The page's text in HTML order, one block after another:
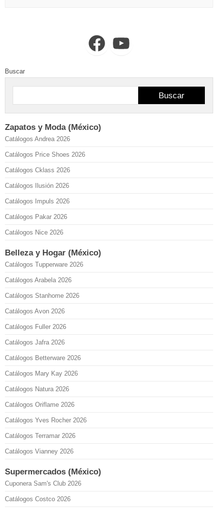
FacebookYouTube
Buscar
Buscar
Zapatos y Moda (México)
Catálogos Andrea 2026
Catálogos Price Shoes 2026
Catálogos Cklass 2026
Catálogos Ilusión 2026
Catálogos Impuls 2026
Catálogos Pakar 2026
Catálogos Nice 2026
Belleza y Hogar (México)
Catálogos Tupperware 2026
Catálogos Arabela 2026
Catálogos Stanhome 2026
Catálogos Avon 2026
Catálogos Fuller 2026
Catálogos Jafra 2026
Catálogos Betterware 2026
Catálogos Mary Kay 2026
Catálogos Natura 2026
Catálogos Oriflame 2026
Catálogos Yves Rocher 2026
Catálogos Terramar 2026
Catálogos Vianney 2026
Supermercados (México)
Cuponera Sam's Club 2026
Catálogos Costco 2026